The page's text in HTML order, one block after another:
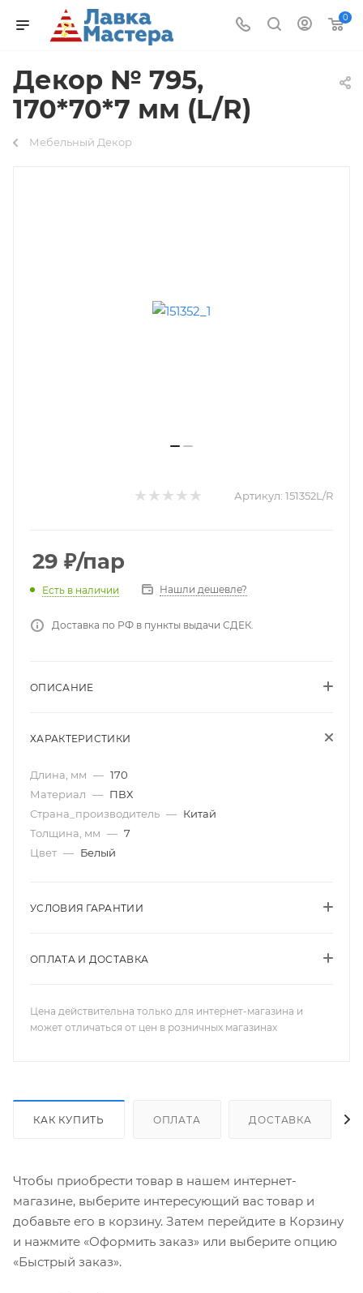
0
Декор № 795,
170*70*7 мм (L/R)
Мебельный Декор
Артикул: 151352L/R
29 ₽/пар
Есть в наличии Нашли дешевле?
Доставка по РФ в пункты выдачи СДЕК.
ОПИСАНИЕ
ХАРАКТЕРИСТИКИ
Длина, мм — 170
Материал — ПВХ
Страна_производитель — Китай
Толщина, мм — 7
Цвет — Белый
УСЛОВИЯ ГАРАНТИИ
ОПЛАТА И ДОСТАВКА
Цена действительна только для интернет-магазина и
может отличаться от цен в розничных магазинах
КАК КУПИТЬ ОПЛАТА ДОСТАВКА
Чтобы приобрести товар в нашем интернет-
магазине, выберите интересующий вас товар и
добавьте его в корзину. Затем перейдите в Корзину
и нажмите «Оформить заказ» или выберите опцию
«Быстрый заказ».